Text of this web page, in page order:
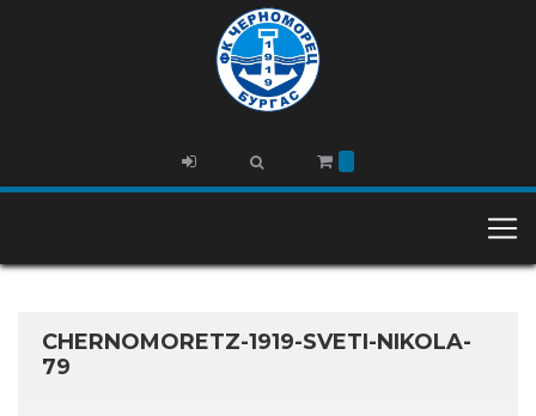
CHERNOMORETZ-1919-SVETI-NIKOLA-
79